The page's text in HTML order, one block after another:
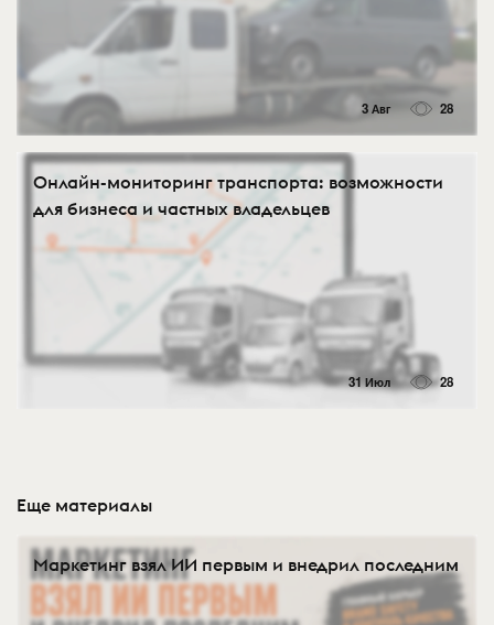
3 Авг 28
Онлайн-мониторинг транспорта: возможности
для бизнеса и частных владельцев
31 Июл 28
Еще материалы
Маркетинг взял ИИ первым и внедрил последним